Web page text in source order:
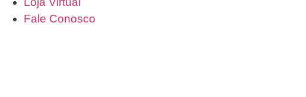
Fale Conosco